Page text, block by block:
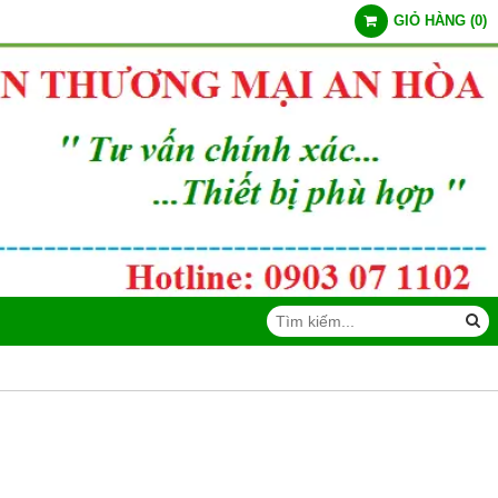
GIỎ HÀNG (0)